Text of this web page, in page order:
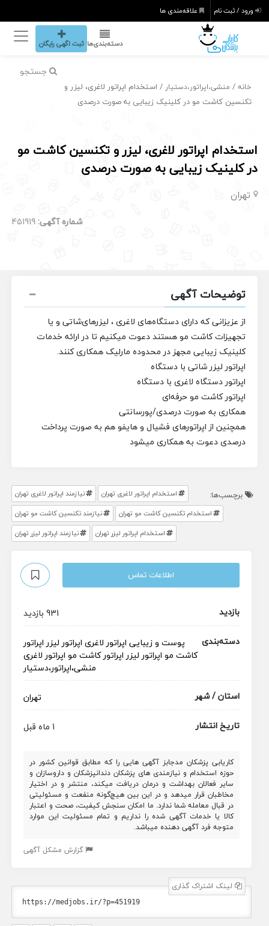
ورود / ثبت نام علاقه‌مندی ها
دسته‌بندی‌ها ثبت اگهی رایگان
جستجو
خانه / منشی،اپراتور،دستیار / استخدام اپراتور لاغری، لیزر و
تکنسین کاشت مو در کلینیک زیبایی به صورت درصدی
استخدام اپراتور لاغری، لیزر و تکنسین کاشت مو
در کلینیک زیبایی به صورت درصدی
تهران
شماره آگهی: 451919
توضیحات آگهی
از عزیزانی که دارای دستگاه‌های لاغری ، لیزرهای‌شاتی و یا
تجهیزات کاشت مو هستند دعوت میکنیم تا در ارائه خدمات
کلینیک زیبایی مجهز در محدوده مارلیک همکاری کنند.
اپراتور لیزر شاتی با دستگاه
اپراتور دستگاه لاغری با دستگاه
اپراتور کاشت مو حرفه‌ای
همکاری به صورت درصدی/پورسانتی
همچنین از اپراتورهای فشیال و هایفو هم به صورت پرداخت
درصدی دعوت به همکاری میشود
برچسب‌ها: استخدام اپراتور لاغری تهران
نیازمند اپراتور لاغری تهران
استخدام تکنسین کاشت مو تهران
نیازمند تکنسین کاشت مو تهران
استخدام اپراتور لیزر تهران
نیازمند اپراتور لیزر تهران
اطلاعات تماس
بازدید
931 بازدید
دسته‌بندی
پوست و زیبایی اپراتور لاغری اپراتور لیزر اپراتور
کاشت مو اپراتور لیزر اپراتور کاشت مو اپراتور لاغری
منشی،اپراتور،دستیار
استان / شهر
تهران
تاریخ انتشار
1 ماه قبل
کاریابی پزشکان مدجابز آگهی هایی را که مطابق قوانین کشور در
حوزه استخدام و نیازمندی های پزشکان دندانپزشکان و داروسازان و
سایر فعالان بهداشت و درمان دریافت میکند، منتشر و در اختیار
مخاطبان قرار میدهد و در این بین هیچ‌گونه منفعت و مسئولیتی
در قبال معامله شما ندارد. ما امکان سنجش کیفیت، صحت و اعتبار
کالا یا خدمات آگهی شده را نداریم و تمام مسئولیت این موارد
متوجه فرد آگهی دهنده میباشد.
گزارش مشکل آگهی
لینک اشتراک گذاری